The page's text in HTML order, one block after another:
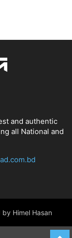
and authentic
all National and
by Himel Hasan